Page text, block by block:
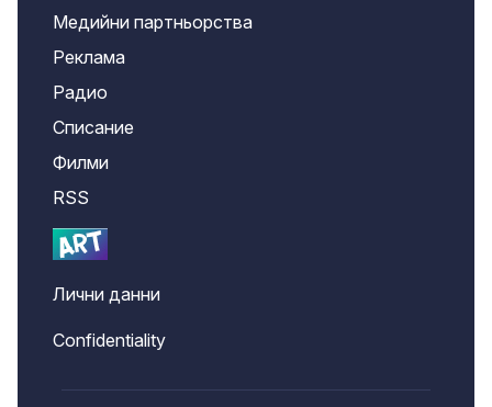
Медийни партньорства
Реклама
Радио
Списание
Филми
RSS
Лични данни
Confidentiality